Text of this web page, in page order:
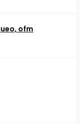
ofm